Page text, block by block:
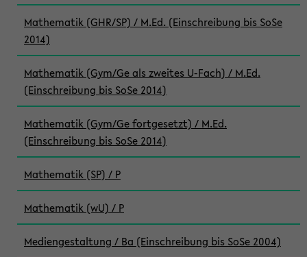
Mathematik (GHR/SP) / M.Ed. (Einschreibung bis SoSe
2014)
Mathematik (Gym/Ge als zweites U-Fach) / M.Ed.
(Einschreibung bis SoSe 2014)
Mathematik (Gym/Ge fortgesetzt) / M.Ed.
(Einschreibung bis SoSe 2014)
Mathematik (SP) / P
Mathematik (wU) / P
Mediengestaltung / Ba (Einschreibung bis SoSe 2004)